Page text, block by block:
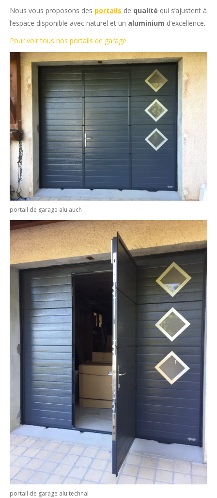
Nous vous proposons des portails de qualité qui s’ajustent à
l’espace disponible avec naturel et un aluminium d’excellence.
Pour voir tous nos portails de garage
portail de garage alu auch
portail de garage alu technal